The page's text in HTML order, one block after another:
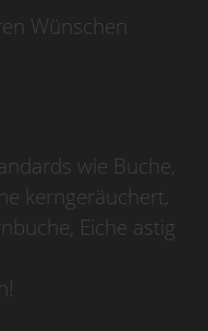
Wünschen
wie Buche,
kerngeräuchert,
Eiche astig